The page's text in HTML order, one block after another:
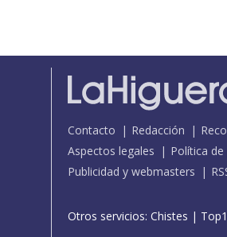
Contacto Redacción
Aspectos legales
Política de
Publicidad y webmasters
Otros servicios: Chistes |